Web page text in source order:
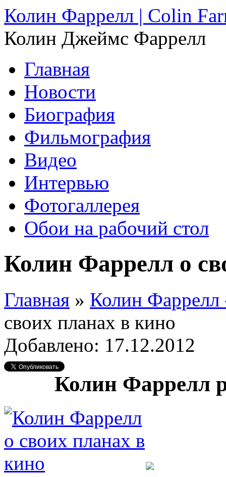
Колин Фаррелл | Colin
Колин Джеймс Фаррелл
Главная
Новости
Биография
Фильмография
Видео
Интервью
Фотогаллерея
Обои на рабочий стол
Колин Фаррелл о
Главная » Колин
своих планах в кино
Добавлено: 17.12.2012
Колин Фаррелл